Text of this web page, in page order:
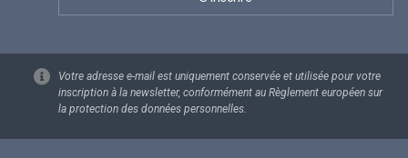
Votre adresse e-mail est uniquement conservée et utilisée pour votre
inscription à la newsletter, conformément au Règlement européen sur
la protection des données personnelles.